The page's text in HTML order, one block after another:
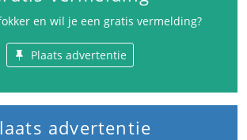
en wil je een gratis vermelding?
Plaats advertentie
advertentie